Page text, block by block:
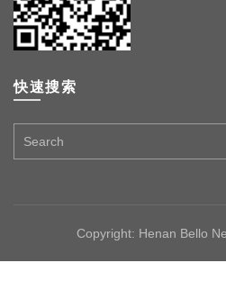
快速搜索
Copyright: Henan Bello